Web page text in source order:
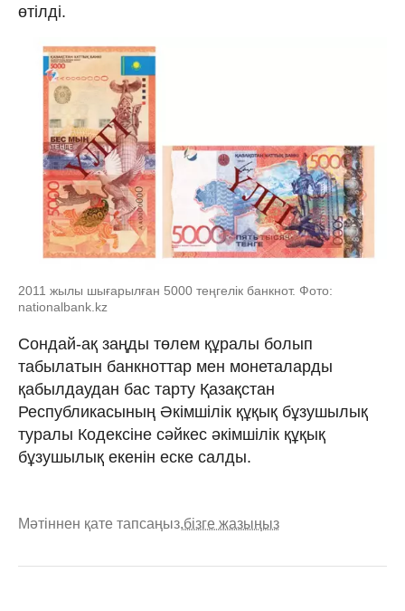
өтілді.
2011 жылы шығарылған 5000 теңгелік банкнот. Фото:
nationalbank.kz
Сондай-ақ заңды төлем құралы болып
табылатын банкноттар мен монеталарды
қабылдаудан бас тарту Қазақстан
Республикасының Әкімшілік құқық бұзушылық
туралы Кодексіне сәйкес әкімшілік құқық
бұзушылық екенін еске салды.
Мәтіннен қате тапсаңыз,бізге жазыңыз